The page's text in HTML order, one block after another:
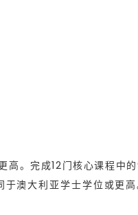
完成12门核心课程中的
大利亚学士学位或更高